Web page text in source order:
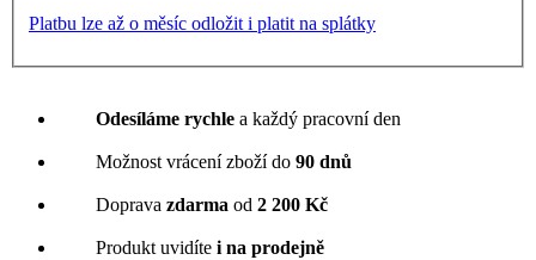
Platbu lze až o měsíc odložit i platit na splátky
Odesíláme rychle a každý pracovní den
Možnost vrácení zboží do 90 dnů
Doprava zdarma od 2 200 Kč
Produkt uvidíte i na prodejně